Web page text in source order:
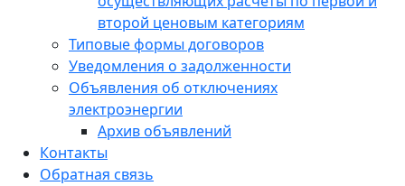
второй ценовым категориям
Типовые формы договоров
Уведомления о задолженности
Объявления об отключениях
электроэнергии
Архив объявлений
Контакты
Обратная связь